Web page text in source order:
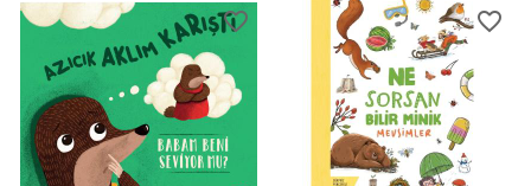
favorite_border favorite_border